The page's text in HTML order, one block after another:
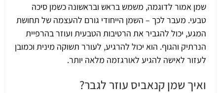
שמן אמורלדוגמה, משמש בראש ובראשונה כשמן סיכה
טבעי. מעבר לכך – השמן הייחודי גורם להעצמה של תחושת
המגע, יכול להגביר את הרטיבות הטבעית ועוזר בהרפיית
הנרתיק והגוף. הוא יכול להרגיע, לעורר תשוקה מינית וכמובן
לעזור לאישה להגיע לאורגזמה מלאה יותר.
ואיך שמן קנאביס עוזר לגבר?